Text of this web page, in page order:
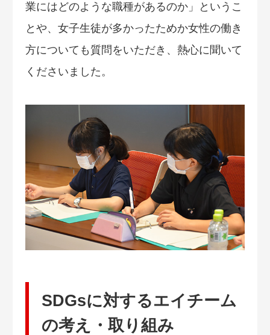
業にはどのような職種があるのか」というこ
とや、女子生徒が多かったためか女性の働き
方についても質問をいただき、熱心に聞いて
くださいました。
SDGsに対するエイチーム
の考え・取り組み